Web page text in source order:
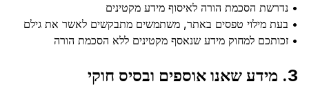
• נדרשת הסכמת הורה לאיסוף מידע מקטינים
• בעת מילוי טפסים באתר, משתמשים מתבקשים לאשר את גילם
• זכותכם למחוק מידע שנאסף מקטינים ללא הסכמת הורה
3. מידע שאנו אוספים ובסיס חוקי